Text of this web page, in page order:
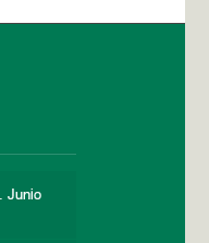
Junio